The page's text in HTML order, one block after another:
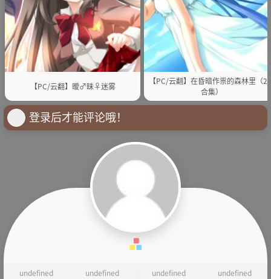
【PC/云翻】暧♂昧♀迷雾
【PC/云翻】在昏暗作祟的森林里（2
合集）
登录后才能评论哦！
undefined
undefined
undefined
undefined